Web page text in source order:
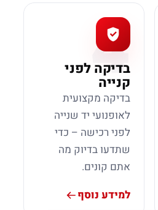
4
בדיקה לפני
קנייה
בדיקה מקצועית
לאופנועי יד שנייה
לפני רכישה – כדי
שתדעו בדיוק מה
אתם קונים.
למידע נוסף